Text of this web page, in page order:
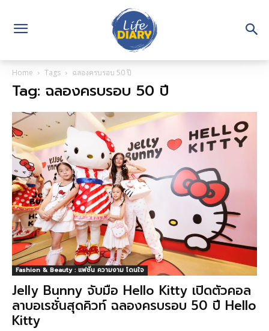
Home Tags ฉลองครบรอบ 50 ปี
Tag: ฉลองครบรอบ 50 ปี
Fashion & Beauty : แฟชั่น ความงาม โดนใจ
Jelly Bunny จับมือ Hello Kitty เปิดตัวคอล
ลาบอเรชั่นสุดคิวท์ ฉลองครบรอบ 50 ปี Hello
Kitty